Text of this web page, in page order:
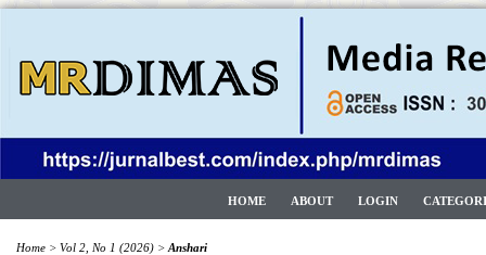
HOME ABOUT LOGIN
Home > Vol 2, No 1 (2026) > Anshari